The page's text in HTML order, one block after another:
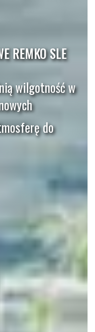
REMKO SLE
wilgotność w
do